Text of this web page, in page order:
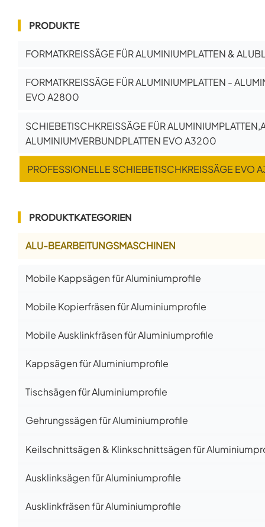
PRODUKTE
FORMATKREISSÄGE FÜR ALUMINIUMPLATTEN &
FORMATKREISSÄGE FÜR ALUMINIUMPLATTEN -
EVO A2800
SCHIEBETISCHKREISSÄGE FÜR
ALUMINIUMVERBUNDPLATTEN EVO A3200
PROFESSIONELLE SCHIEBETISCHKREISSÄGE EVO
PRODUKTKATEGORIEN
ALU-BEARBEITUNGSMASCHINEN
Mobile Kappsägen für Aluminiumprofile
Mobile Kopierfräsen für Aluminiumprofile
Mobile Ausklinkfräsen für Aluminiumprofile
Kappsägen für Aluminiumprofile
Tischsägen für Aluminiumprofile
Gehrungssägen für Aluminiumprofile
Keilschnittsägen & Klinkschnittsägen für
Ausklinksägen für Aluminiumprofile
Ausklinkfräsen für Aluminiumprofile